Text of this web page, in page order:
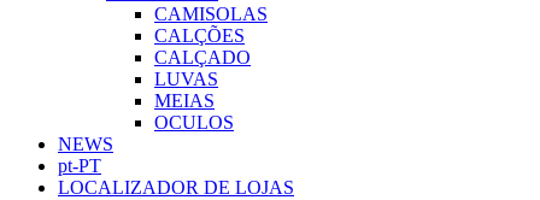
CAMISOLAS
CALÇÕES
CALÇADO
LUVAS
MEIAS
OCULOS
NEWS
pt-PT
LOCALIZADOR DE LOJAS